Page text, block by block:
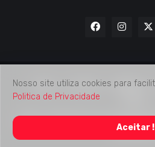
Reservados
Home Contato Midia Kit
Nosso site utiliza cookies para
Politica de Privacidade
Aceitar !